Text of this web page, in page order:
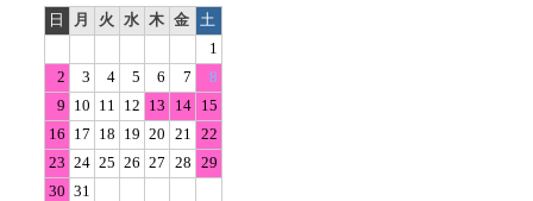
日
月 火 水 木 金
土
1
2
3 4 5 6 7
8
9
10 11 12 13 14
15
16
17 18 19 20 21
22
23
24 25 26 27 28
29
30
31